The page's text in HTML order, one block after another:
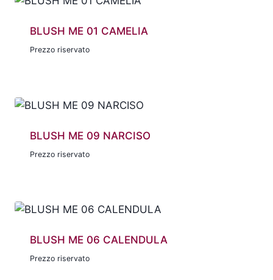
BLUSH ME 01 CAMELIA
Prezzo riservato
BLUSH ME 09 NARCISO
Prezzo riservato
BLUSH ME 06 CALENDULA
Prezzo riservato